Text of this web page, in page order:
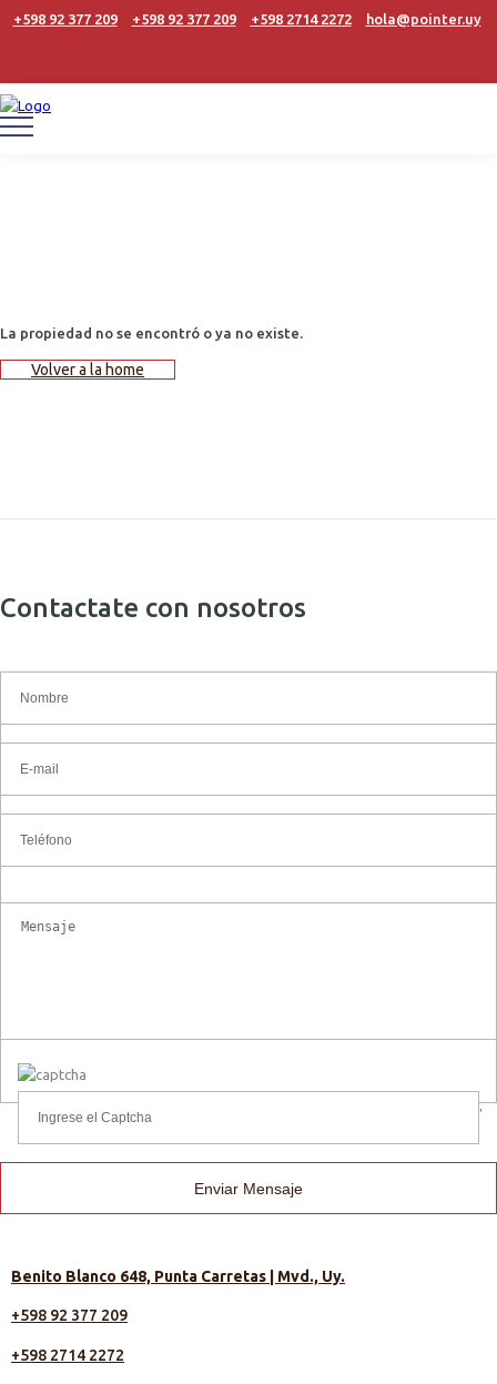
+598 92 377 209 +598 92 377 209 +598 2714 2272 hola@pointer.uy
La propiedad no se encontró o ya no existe.
Volver a la home
Contactate con nosotros
'
Enviar Mensaje
Benito Blanco 648, Punta Carretas | Mvd., Uy.
+598 92 377 209
+598 2714 2272